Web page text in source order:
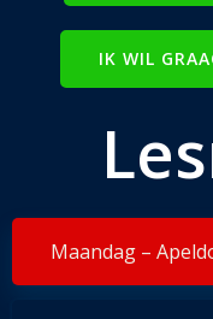
IK WIL
Maandag –